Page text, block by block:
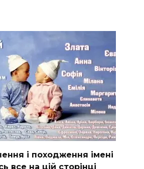
і походження імені
все на цій сторінці